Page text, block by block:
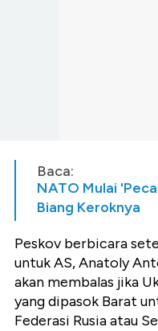
Baca:
NATO Mulai
Biang Keroknya
Peskov berbicara
untuk AS, Anatoly
akan membalas jika
yang dipasok Barat
Federasi Rusia atau